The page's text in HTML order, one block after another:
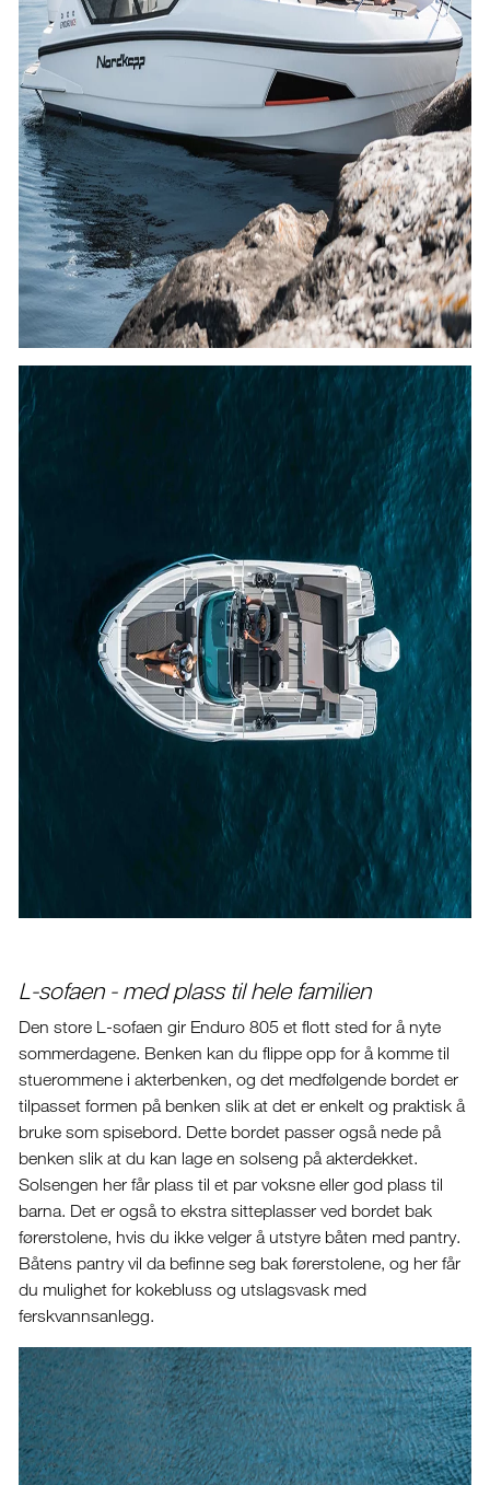
L-sofaen - med plass til hele familien
Den store L-sofaen gir Enduro 805 et flott sted for å nyte
sommerdagene. Benken kan du flippe opp for å komme til
stuerommene i akterbenken, og det medfølgende bordet er
tilpasset formen på benken slik at det er enkelt og praktisk å
bruke som spisebord. Dette bordet passer også nede på
benken slik at du kan lage en solseng på akterdekket.
Solsengen her får plass til et par voksne eller god plass til
barna. Det er også to ekstra sitteplasser ved bordet bak
førerstolene, hvis du ikke velger å utstyre båten med pantry.
Båtens pantry vil da befinne seg bak førerstolene, og her får
du mulighet for kokebluss og utslagsvask med
ferskvannsanlegg.